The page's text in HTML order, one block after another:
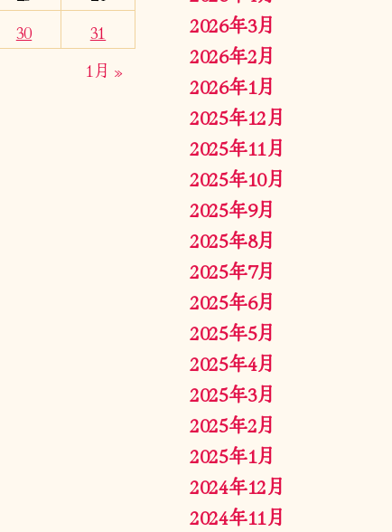
30
31
1月 »
2026年3月
2026年2月
2026年1月
2025年12月
2025年11月
2025年10月
2025年9月
2025年8月
2025年7月
2025年6月
2025年5月
2025年4月
2025年3月
2025年2月
2025年1月
2024年12月
2024年11月